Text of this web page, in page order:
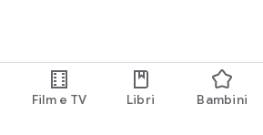
Film e TV Libri Bambini